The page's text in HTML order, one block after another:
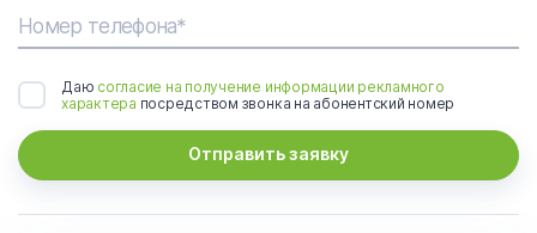
Номер телефона*
Даю согласие на получение информации рекламного
характера посредством звонка на абонентский номер
Отправить заявку